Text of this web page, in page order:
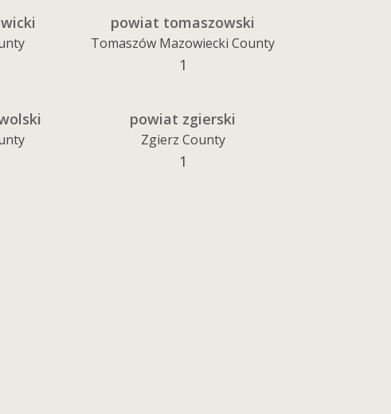
powiat tomaszowski
Tomaszów Mazowiecki County
1
powiat zgierski
Zgierz County
1